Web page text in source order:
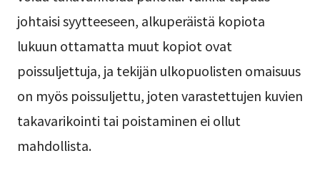
johtaisi syytteeseen, alkuperäistä kopiota
lukuun ottamatta muut kopiot ovat
poissuljettuja, ja tekijän ulkopuolisten omaisuus
on myös poissuljettu, joten varastettujen kuvien
takavarikointi tai poistaminen ei ollut
mahdollista.